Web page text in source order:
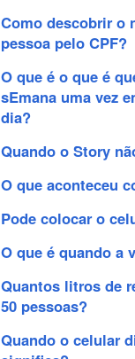
Como descobrir o
pessoa pelo CPF?
O que é o que é
sEmana uma vez
dia?
Quando o Story
O que aconteceu
Pode colocar o
O que é quando a
Quantos litros de
50 pessoas?
Quando o celular